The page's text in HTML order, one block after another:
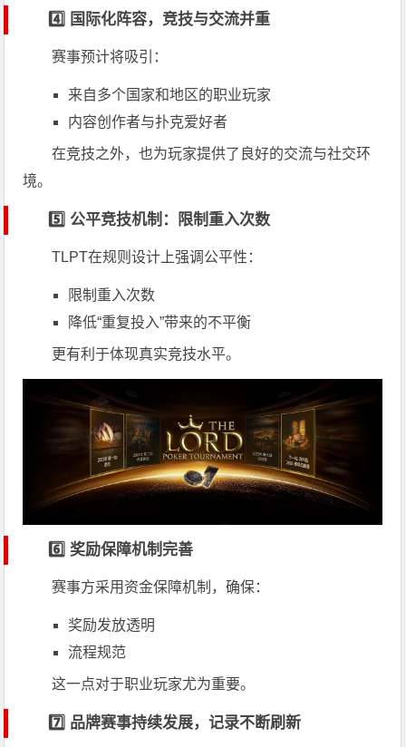
4️⃣ 国际化阵容，竞技与交流并重
赛事预计将吸引：
来自多个国家和地区的职业玩家
内容创作者与扑克爱好者
在竞技之外，也为玩家提供了良好的交流与社交环
境。
5️⃣ 公平竞技机制：限制重入次数
TLPT在规则设计上强调公平性：
限制重入次数
降低“重复投入”带来的不平衡
更有利于体现真实竞技水平。
6️⃣ 奖励保障机制完善
赛事方采用资金保障机制，确保：
奖励发放透明
流程规范
这一点对于职业玩家尤为重要。
7️⃣ 品牌赛事持续发展，记录不断刷新